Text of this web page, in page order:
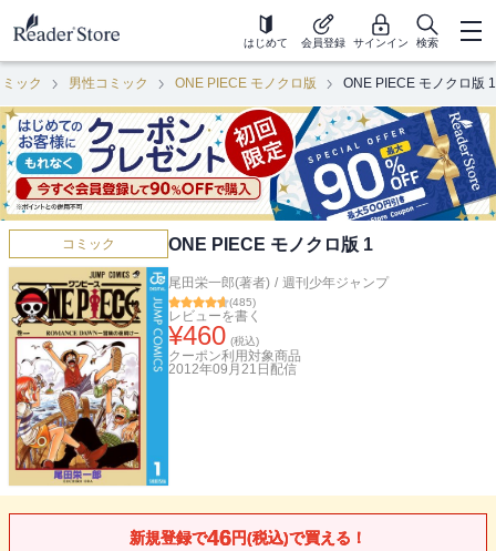
はじめて 会員登録 サインイン 検索
ック 男性コミック ONE PIECE モノクロ版 ONE PIECE モノクロ版 1
コミック ONE PIECE モノクロ版 1
尾田栄一郎(著者) / 週刊少年ジャンプ
(485)
レビューを書く
¥460 (税込)
クーポン利用対象商品
2012年09月21日 配信
新規登録で46円(税込)で買える！